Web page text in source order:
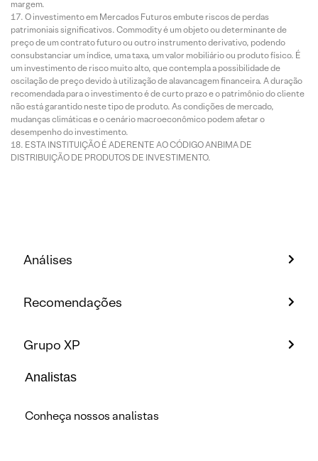
margem.
O investimento em Mercados Futuros embute riscos de perdas
patrimoniais significativos. Commodity é um objeto ou determinante de
preço de um contrato futuro ou outro instrumento derivativo, podendo
consubstanciar um índice, uma taxa, um valor mobiliário ou produto físico. É
um investimento de risco muito alto, que contempla a possibilidade de
oscilação de preço devido à utilização de alavancagem financeira. A duração
recomendada para o investimento é de curto prazo e o patrimônio do cliente
não está garantido neste tipo de produto. As condições de mercado,
mudanças climáticas e o cenário macroeconômico podem afetar o
desempenho do investimento.
ESTA INSTITUIÇÃO É ADERENTE AO CÓDIGO ANBIMA DE
DISTRIBUIÇÃO DE PRODUTOS DE INVESTIMENTO.
Análises
Recomendações
Grupo XP
Analistas
Conheça nossos analistas